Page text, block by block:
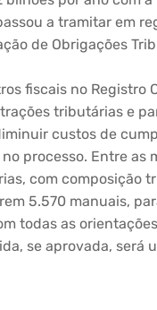
a tramitar em
de Obrigações
fiscais no Registro
tributárias e
custos de
processo. Entre as
com composição
5.570 manuais,
todas as
se aprovada,